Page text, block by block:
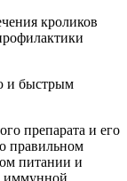
кроликов
и быстрым
препарата и его
правильном
питании и
иммунной